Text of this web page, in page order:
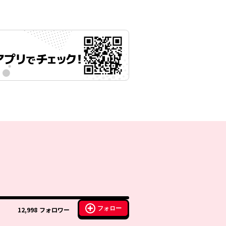
12,998 フォロワー フォロー